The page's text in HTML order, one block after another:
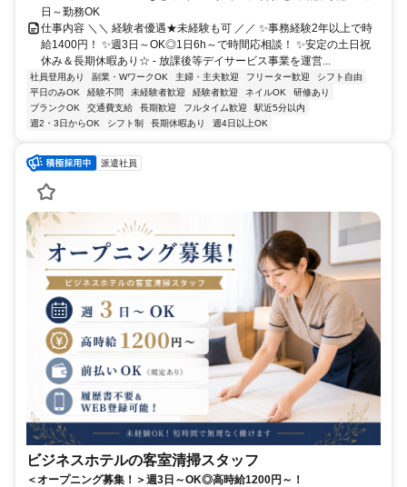
日～勤務OK
仕事内容 ＼＼ 経験者優遇★未経験も可 ／／ ✨事務経験2年以上で時
給1400円！ ✨週3日～OK◎1日6h～で時間応相談！ ✨安定の土日祝
休み＆長期休暇あり☆ - 放課後等デイサービス事業を運営...
社員登用あり 副業・WワークOK 主婦・主夫歓迎 フリーター歓迎
シフト自由
平日のみOK
経験不問 未経験者歓迎 経験者歓迎 ネイルOK
研修あり
ブランクOK
交通費支給 長期歓迎 フルタイム歓迎
駅近5分以内
週2・3日からOK
シフト制 長期休暇あり 週4日以上OK
派遣社員
ビジネスホテルの客室清掃スタッフ
＜オープニング募集！＞週3日～OK◎高時給1200円～！